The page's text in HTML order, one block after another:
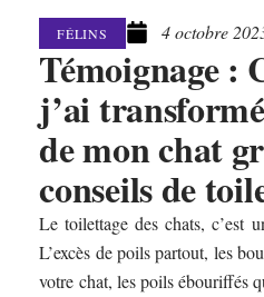
FÉLINS 4 octobre
Témoignage :
j’ai
de mon chat
conseils de
Le toilettage des chats, c’est
L’excès de poils partout, les
votre chat, les poils ébouriffés